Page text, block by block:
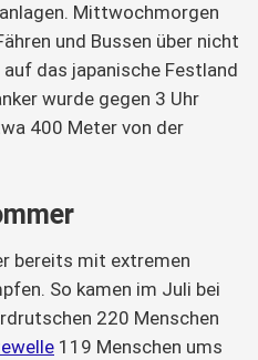
Mittwochmorgen
und Bussen über nicht
das japanische Festland
wurde gegen 3 Uhr
400 Meter von der
bereits mit extremen
So kamen im Juli bei
220 Menschen
119 Menschen ums